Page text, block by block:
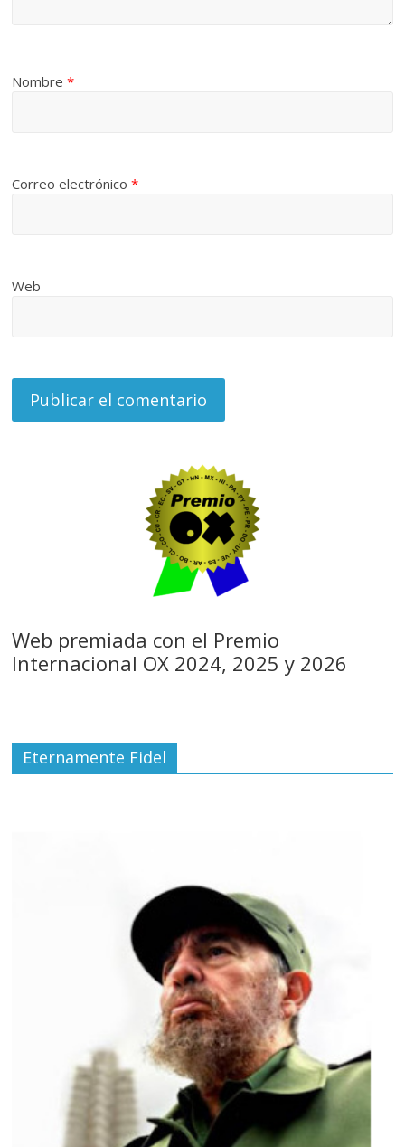
Nombre*
Correo electrónico*
Web
Web premiada con el Premio
Internacional OX 2024, 2025 y 2026
Eternamente Fidel